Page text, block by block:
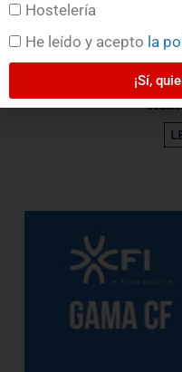
Hostelería
He leído y acepto la
¡Sí,